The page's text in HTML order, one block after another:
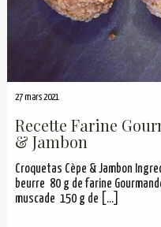
27 mars 2021
Recette Farine
& Jambon
Croquetas Cèpe & Jambon
beurre 80 g de farine
muscade 150 g de […]